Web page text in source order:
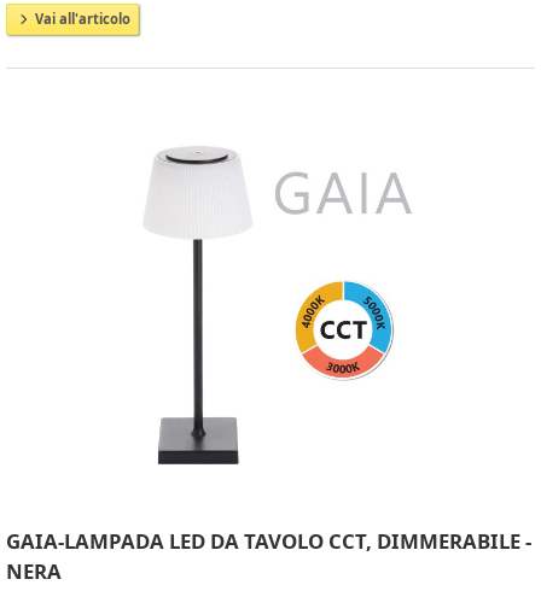
Vai all'articolo
GAIA-LAMPADA LED DA TAVOLO CCT, DIMMERABILE -
NERA